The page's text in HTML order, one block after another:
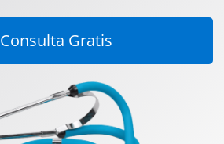
Consulta Gratis